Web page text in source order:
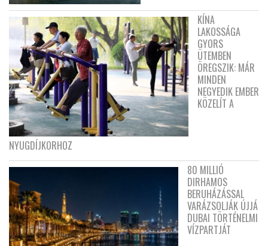
KÍNA
LAKOSSÁGA
GYORS
ÜTEMBEN
ÖREGSZIK: MÁR
MINDEN
NEGYEDIK EMBER
KÖZELÍT A
NYUGDÍJKORHOZ
80 MILLIÓ
DIRHAMOS
BERUHÁZÁSSAL
VARÁZSOLJÁK ÚJJÁ
DUBAI TÖRTÉNELMI
VÍZPARTJÁT